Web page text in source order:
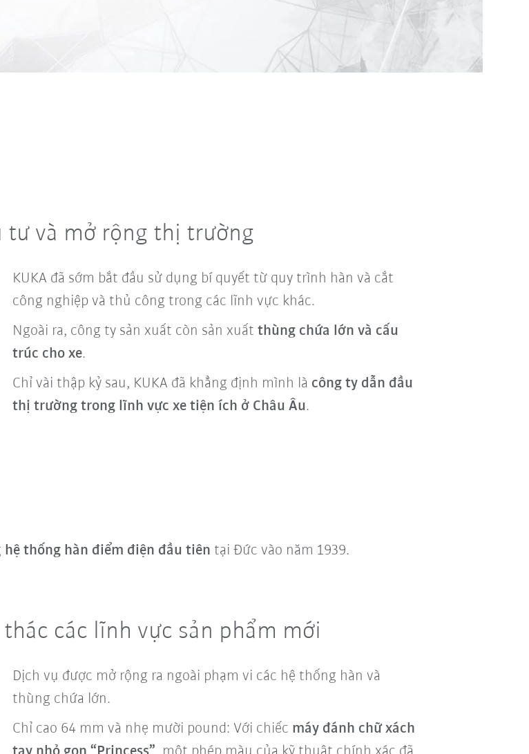
tư và mở rộng thị trường
KUKA đã sớm bắt đầu sử dụng bí quyết từ quy trình hàn và cắt
công nghiệp và thủ công trong các lĩnh vực khác.
Ngoài ra, công ty sản xuất còn sản xuất thùng chứa lớn và cấu
trúc cho xe.
Chỉ vài thập kỷ sau, KUKA đã khẳng định mình là công ty dẫn đầu
thị trường trong lĩnh vực xe tiện ích ở Châu Âu.
hệ thống hàn điểm điện đầu tiên tại Đức vào năm 1939.
các lĩnh vực sản phẩm mới
Dịch vụ được mở rộng ra ngoài phạm vi các hệ thống hàn và
thùng chứa lớn.
Chỉ cao 64 mm và nhẹ mười pound: Với chiếc máy đánh chữ xách